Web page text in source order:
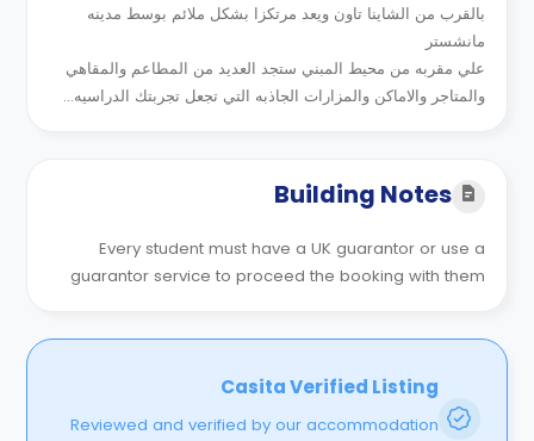
بالقرب من الشاينا تاون ويعد مرتكزا بشكل ملائم بوسط مدينه
مانشستر
علي مقربه من محيط المبني ستجد العديد من المطاعم والمقاهي
والمتاجر والاماكن والمزارات الجاذبه التي تجعل تجربتك الدراسيه...
Building Notes
Every student must have a UK guarantor or use a
guarantor service to proceed the booking with them
Casita Verified Listing
Reviewed and verified by our accommodation